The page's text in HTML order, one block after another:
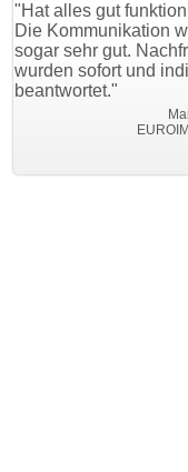
gut funktioniert.
war
gut. Nachfragen
und individuell
EUROIMMUN AG